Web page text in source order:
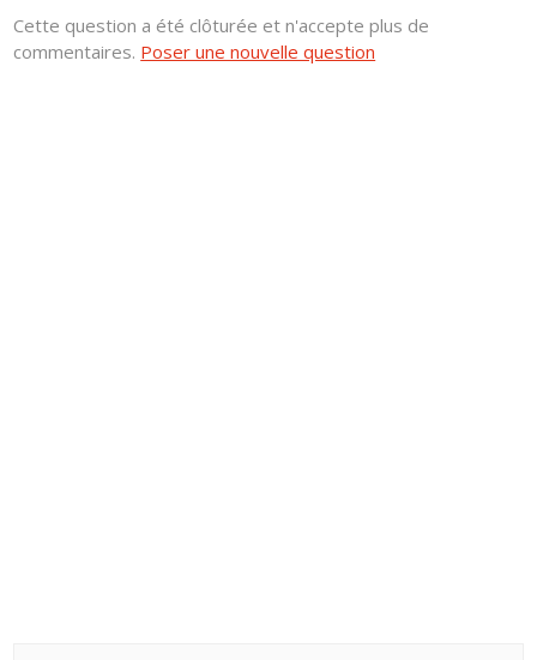
Cette question a été clôturée et n'accepte plus de
commentaires. Poser une nouvelle question